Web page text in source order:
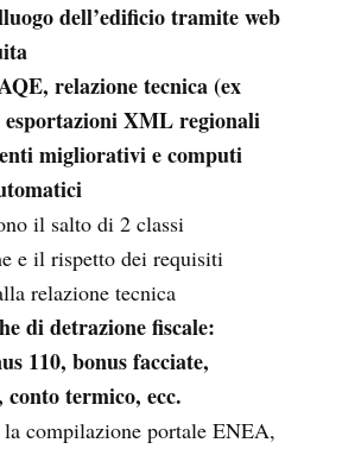
dell’edificio tramite web
relazione tecnica (ex
esportazioni XML regionali
migliorativi e computi
il salto di 2 classi
e il rispetto dei requisiti
relazione tecnica
di detrazione fiscale:
110, bonus facciate,
conto termico, ecc.
compilazione portale ENEA,